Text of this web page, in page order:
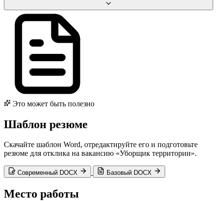
Это может быть полезно
Шаблон резюме
Скачайте шаблон Word, отредактируйте его и подготовьте
резюме для отклика на вакансию «Уборщик территории».
Современный DOCX Базовый DOCX
Место работы